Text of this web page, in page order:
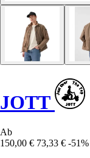
JOTT
Ab
150,00 € 73,33 € -51%